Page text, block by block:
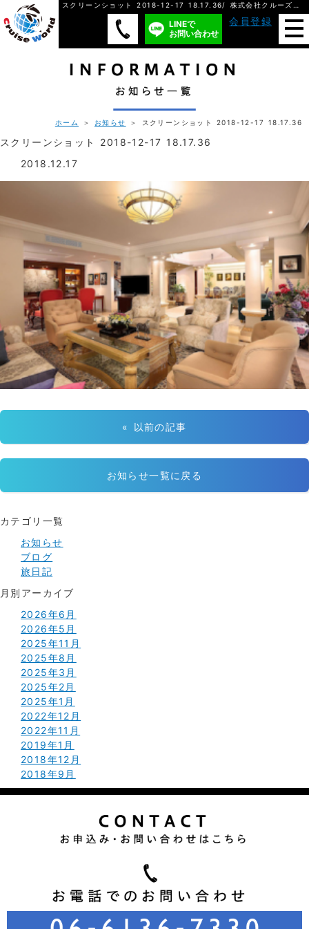
スクリーンショット 2018-12-17 18.17.36/ 株式会社クルーズ・ワールド
LINEで
お問い合わせ
会員登録
ホーム ＞ お知らせ ＞ スクリーンショット 2018-12-17 18.17.36
スクリーンショット 2018-12-17 18.17.36
2018.12.17
« 以前の記事
お知らせ一覧に戻る
カテゴリ一覧
お知らせ
ブログ
旅日記
月別アーカイブ
2026年6月
2026年5月
2025年11月
2025年8月
2025年3月
2025年2月
2025年1月
2022年12月
2022年11月
2019年1月
2018年12月
2018年9月